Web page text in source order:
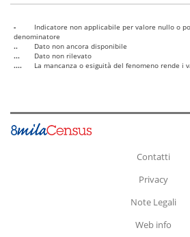
-
Indicatore non applicabile per valore nullo o
denominatore
..
Dato non ancora disponibile
...
Dato non rilevato
....
La mancanza o esiguità del fenomeno rende i
Contatti
Privacy
Note Legali
Web info